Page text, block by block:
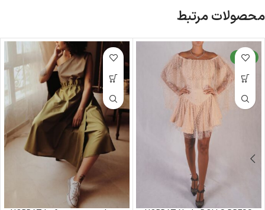
محصولات مرتبط
جدید